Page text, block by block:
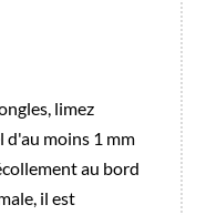
limez
moins 1 mm
au bord
il est